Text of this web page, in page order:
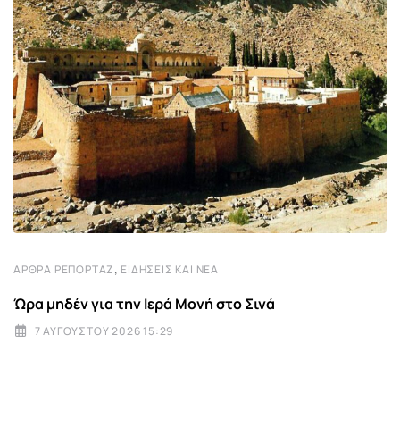
ΆΡΘΡΑ ΡΕΠΟΡΤΆΖ, ΕΙΔΉΣΕΙΣ ΚΑΙ ΝΈΑ
Ώρα μηδέν για την Ιερά Μονή στο Σινά
7 ΑΥΓΟΎΣΤΟΥ 2026 15:29